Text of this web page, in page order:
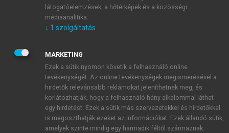
JELSZÓ
JELSZÓ ÚJRA
Kérek értesítést a MeRSZ újdonságairól, akcióiról.
látogatóelemzések, a hőtérképek és a közösségi
médiaanalitika.
↓ 1 szolgáltatás
MARKETING
Ezek a sütik nyomon követik a felhasználó online
tevékenységét. Az online tevékenységek megismerésével a
hirdetők relevánsabb reklámokat jeleníthetnek meg, és
korlátozhatják, hogy a felhasználó hány alkalommal láthat
egy hirdetést. Ezek a sütik más szervezetekkel és hirdetőkkel
is megoszthatják ezeket az információkat. Ezek állandó sütik,
amelyek szinte mindig egy harmadik féltől származnak.